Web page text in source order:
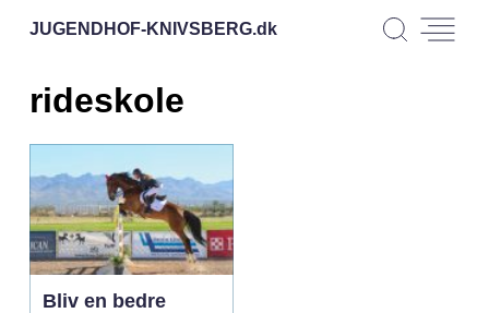
JUGENDHOF-KNIVSBERG.dk
rideskole
Bliv en bedre